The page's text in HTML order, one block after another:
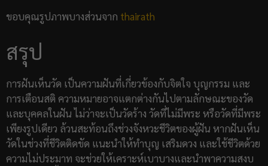
ขอบคุณรูปภาพบางส่วนจาก thairath
สรุป
การฝันเห็นวัด เป็นความฝันที่เกี่ยวข้องกับจิตใจ บุญกรรม และ
การเตือนสติ ความหมายอาจแตกต่างกันไปตามลักษณะของวัด
และบุคคลในฝัน ไม่ว่าจะเป็นวัดร้าง วัดที่ไม่มีพระ หรือวัดที่มีพระ
เพียงรูปเดียว ล้วนสะท้อนถึงช่วงจังหวะชีวิตของผู้ฝัน หากฝันเห็น
วัดในช่วงที่ชีวิตติดขัด แนะนำให้ทำบุญ เสริมดวง และใช้ชีวิตด้วย
ความไม่ประมาท จะช่วยให้เคราะห์เบาบางและนำพาความสงบ